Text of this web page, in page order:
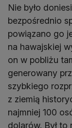
Nie było
bezpośrednio
powiązano go
na hawajskiej
on w pobliżu
generowany
szybkiego
z ziemią
najmniej 100
dolarów. Był